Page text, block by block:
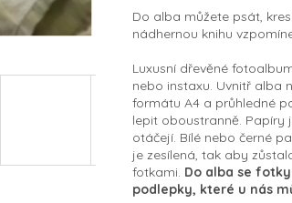
Do alba můžete psát,
nádhernou knihu
Luxusní dřevěné
nebo instaxu. Uvnitř alba
formátu A4 a průhledné
lepit oboustranně. Papíry
otáčejí. Bílé nebo černé
je zesílená, tak aby
fotkami. Do alba se
podlepky, které u nás